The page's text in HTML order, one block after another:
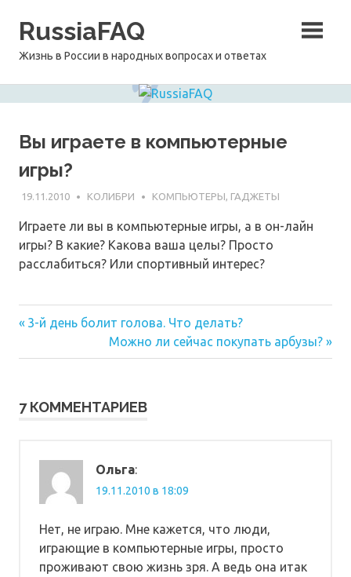
RussiaFAQ
Жизнь в России в народных вопросах и ответах
Вы играете в компьютерные
игры?
19.11.2010 КОЛИБРИ КОМПЬЮТЕРЫ, ГАДЖЕТЫ
Играете ли вы в компьютерные игры, а в он-лайн
игры? В какие? Какова ваша целы? Просто
расслабиться? Или спортивный интерес?
Навигация
по
Предыдущая
3-й день болит голова. Что делать?
Следующая
запись:
Можно ли сейчас покупать арбузы?
7 КОММЕНТАРИЕВ
Ольга:
19.11.2010 в 18:09
Нет, не играю. Мне кажется, что люди,
играющие в компьютерные игры, просто
проживают свою жизнь зря. А ведь она итак